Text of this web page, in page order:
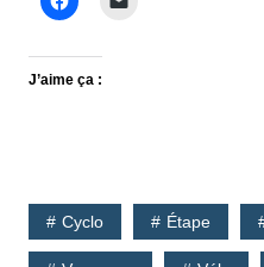
J’aime ça :
Cyclo Étape